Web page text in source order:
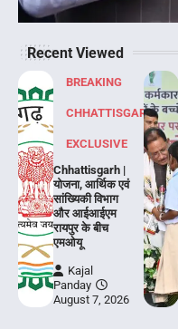
Recent Viewed
BREAKING
CHHATTISGARH
EXCLUSIVE
Chhattisgarh |
योजना, आर्थिक एवं
सांख्यिकी विभाग
और आईआईएम
रायपुर के बीच
एमओयू
Kajal
Panday
August 7, 2026